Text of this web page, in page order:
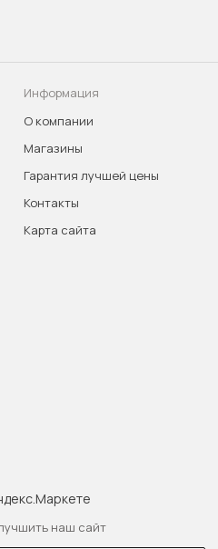
Информация
О компании
Магазины
Гарантия лучшей цены
Контакты
Карта сайта
наш сайт